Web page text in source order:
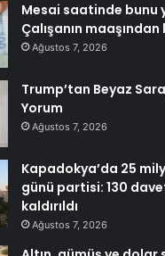
Mesai saatinde bunu
Çalışanın
Ağustos 7, 2026
Trump’tan Beyaz
Yorum
Ağustos 7, 2026
Kapadokya’da 25
günü partisi: 130
kaldırıldı
Ağustos 7, 2026